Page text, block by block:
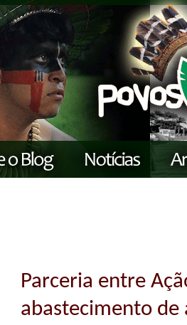
Parceria entre
abastecimento de